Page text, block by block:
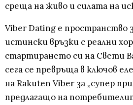
среща на живо и силата на
Viber Dating е пространство
истински връзки с реални
стартирането си на Свети
сега се превръща в ключов
на Rakuten Viber за „супер
предлагащо на